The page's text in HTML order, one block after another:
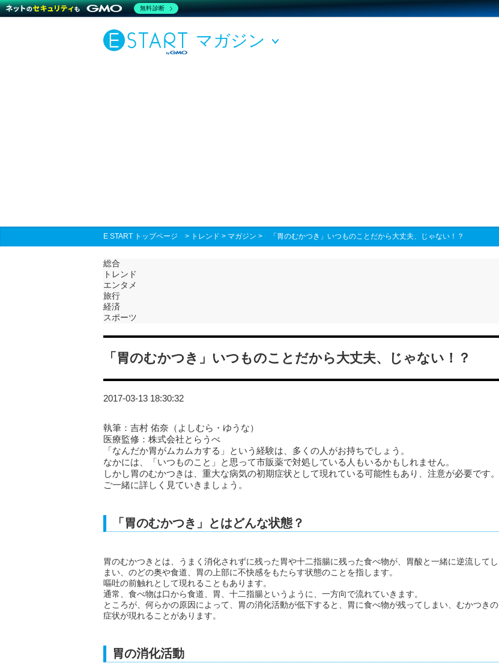
マガジン
E START トップページ > トレンド > マガジン > 「胃のむかつき」いつものことだから大丈夫、じゃない！？
総合
トレンド
エンタメ
旅行
経済
スポーツ
「胃のむかつき」いつものことだから大丈夫、じゃない！？
2017-03-13 18:30:32
執筆：吉村 佑奈（よしむら・ゆうな）
医療監修：株式会社とらうべ
「なんだか胃がムカムカする」という経験は、多くの人がお持ちでしょう。
なかには、「いつものこと」と思って市販薬で対処している人もいるかもしれません。
しかし胃のむかつきは、重大な病気の初期症状として現れている可能性もあり、注意が必要です。
ご一緒に詳しく見ていきましょう。
「胃のむかつき」とはどんな状態？
胃のむかつきとは、うまく消化されずに残った胃や十二指腸に残った食べ物が、胃酸と一緒に逆流してし
まい、のどの奥や食道、胃の上部に不快感をもたらす状態のことを指します。
嘔吐の前触れとして現れることもあります。
通常、食べ物は口から食道、胃、十二指腸というように、一方向で流れていきます。
ところが、何らかの原因によって、胃の消化活動が低下すると、胃に食べ物が残ってしまい、むかつきの
症状が現れることがあります。
胃の消化活動
無料診断